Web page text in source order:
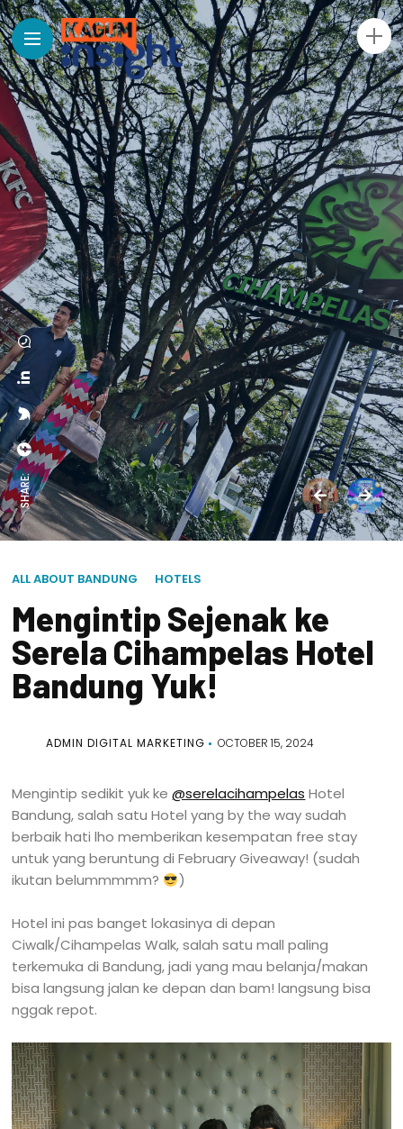
SHARE:
ALL ABOUT BANDUNG HOTELS
Mengintip Sejenak ke
Serela Cihampelas Hotel
Bandung Yuk!
ADMIN DIGITAL MARKETING OCTOBER 15, 2024
Mengintip sedikit yuk ke@serelacihampelas Hotel
Bandung, salah satu Hotel yang by the way sudah
berbaik hati lho memberikan kesempatan free stay
untuk yang beruntung di February Giveaway! (sudah
ikutan belummmmm?
)
Hotel ini pas banget lokasinya di depan
Ciwalk/Cihampelas Walk, salah satu mall paling
terkemuka di Bandung, jadi yang mau belanja/makan
bisa langsung jalan ke depan dan bam! langsung bisa
nggak repot.